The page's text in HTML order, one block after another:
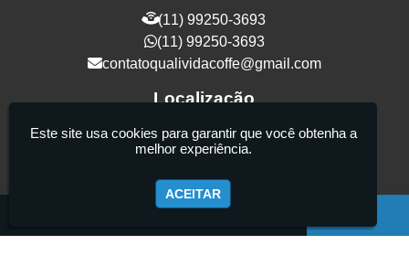
(11) 99250-3693
(11) 99250-3693
contatoqualividacoffe@gmail.com
Localização
Rua Samurais, 27 - Vila Maria Alta - São
Paulo / SP - CEP: 02130-080
Este site usa cookies para garantir que você obtenha a
melhor experiência.
ACEITAR